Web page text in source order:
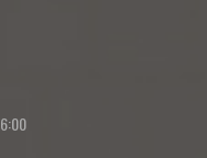
6:00